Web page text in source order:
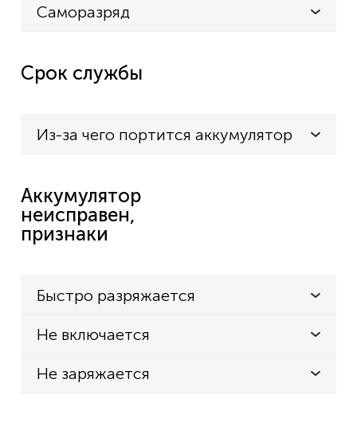
Саморазряд
Срок службы
Из-за чего портится аккумулятор
Аккумулятор
неисправен,
признаки
Быстро разряжается
Не включается
Не заряжается